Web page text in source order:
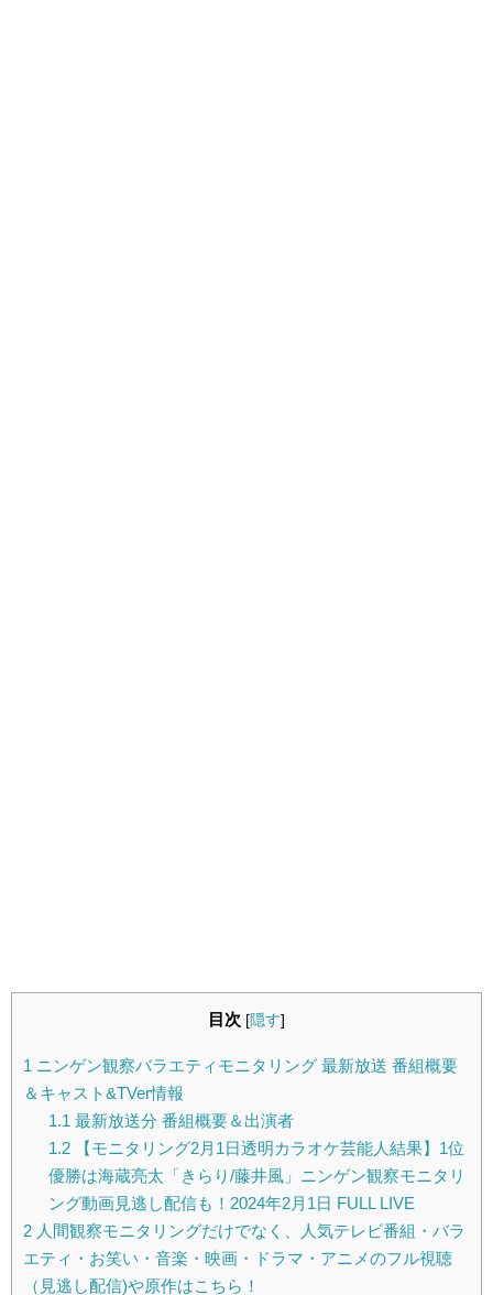
目次 [隠す]
1 ニンゲン観察バラエティモニタリング 最新放送 番組概要
＆キャスト&TVer情報
1.1 最新放送分 番組概要＆出演者
1.2【モニタリング2月1日透明カラオケ芸能人結果】1位
優勝は海蔵亮太「きらり/藤井風」ニンゲン観察モニタリ
ング動画見逃し配信も！2024年2月1日 FULL LIVE
2 人間観察モニタリングだけでなく、人気テレビ番組・バラ
エティ・お笑い・音楽・映画・ドラマ・アニメのフル視聴
（見逃し配信)や原作はこちら！